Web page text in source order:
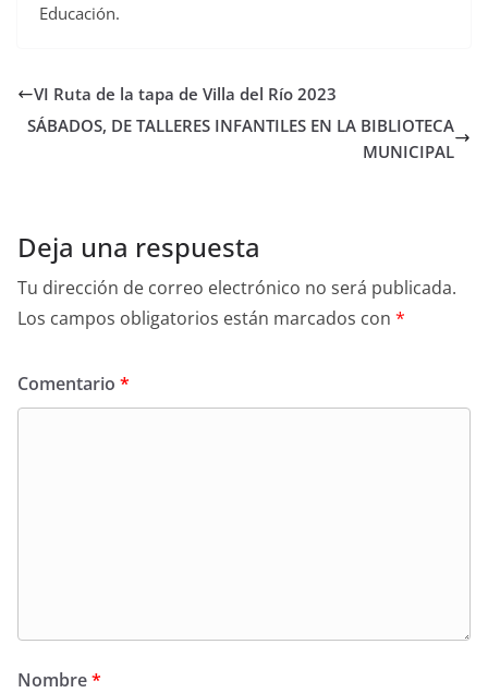
Educación.
VI Ruta de la tapa de Villa del Río 2023
SÁBADOS, DE TALLERES INFANTILES EN LA BIBLIOTECA
MUNICIPAL
Deja una respuesta
Tu dirección de correo electrónico no será publicada.
Los campos obligatorios están marcados con *
Comentario *
Nombre*